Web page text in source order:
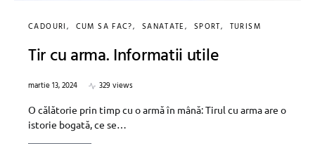
CADOURI CUM SA FAC? SANATATE SPORT TURISM
Tir cu arma. Informatii utile
martie 13, 2024
329 views
O călătorie prin timp cu o armă în mână: Tirul cu arma are o
istorie bogată, ce se…